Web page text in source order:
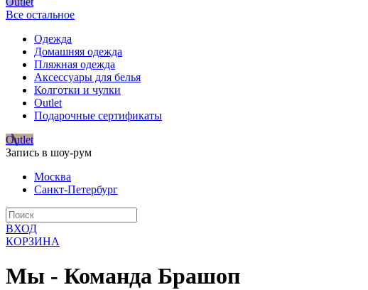
Все остальное
Одежда
Домашняя одежда
Пляжная одежда
Аксессуары для белья
Колготки и чулки
Outlet
Подарочные сертификаты
Outlet
Запись в шоу-рум
Москва
Санкт-Петербург
ВХОД
КОРЗИНА
Мы - Команда Брашоп